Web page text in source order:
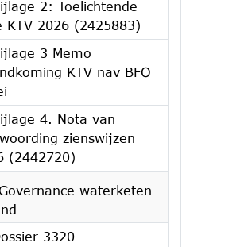
2: Toelichtende
KTV 2026 (2425883)
3 Memo
KTV nav BFO
4. Nota van
zienswijzen
(2442720)
waterketen
3320